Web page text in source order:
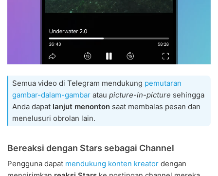
Semua video di Telegram mendukung pemutaran
gambar-dalam-gambar atau picture-in-picture sehingga
Anda dapat lanjut menonton saat membalas pesan dan
menelusuri obrolan lain.
Bereaksi dengan Stars sebagai Channel
Pengguna dapat mendukung konten kreator dengan